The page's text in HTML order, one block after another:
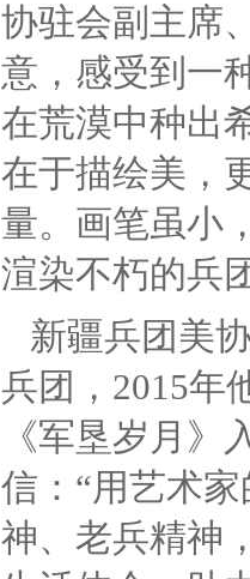
协驻会副主席
意，感受到一
在荒漠中种出
在于描绘美，
量。画笔虽小
渲染不朽的兵
新疆兵团美
兵团，2015年
《军垦岁月》
信：“用艺术
神、老兵精神